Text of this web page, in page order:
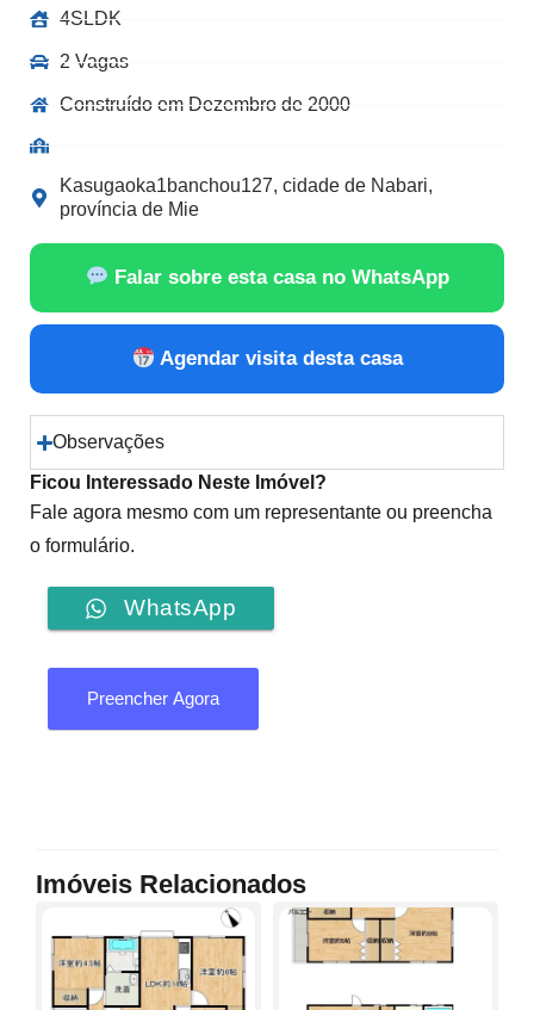
4SLDK
2 Vagas
Construído em Dezembro de 2000
Kasugaoka1banchou127, cidade de Nabari,
província de Mie
Falar sobre esta casa no WhatsApp
Agendar visita desta casa
Observações
Ficou Interessado Neste Imóvel?
Fale agora mesmo com um representante ou preencha
o formulário.
WhatsApp
Preencher Agora
Imóveis Relacionados